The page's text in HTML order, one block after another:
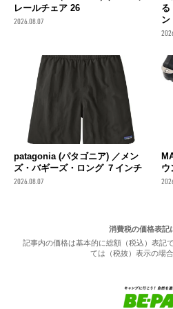
レールチェア 26
2026.08.07
る
ン
patagonia (パタゴニア) ／メン
ズ・バギーズ・ロング ７インチ
2026.08.07
ウ
消費税の価格表記
記事内の価格は基本的に総額（税込）表記
ては（税抜）表示の場合